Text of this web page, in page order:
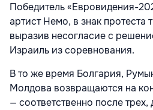
Победитель «Евровидения-
артист Немо, в знак протеста
выразив несогласие с
Израиль из соревнования.
В то же время Болгария,
Молдова возвращаются на
— соответственно после трех,